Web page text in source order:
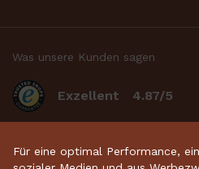
Was unsere Kunden sagen
Exzellent 4.87/5
Für eine optimal Performance,